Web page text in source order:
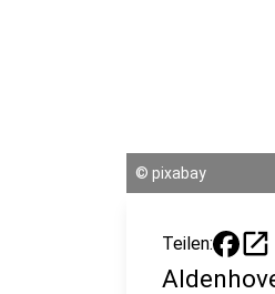
© pixabay
Teilen: open_in_new